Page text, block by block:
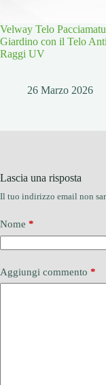
Velway Telo
Giardino con il Telo
Raggi UV
26 Marzo 2026
Lascia una risposta
Il tuo indirizzo email non
Nome *
Aggiungi commento *